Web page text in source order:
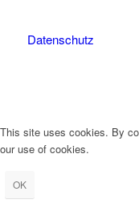
Datenschutz
This site uses cookies. By
our use of cookies.
OK